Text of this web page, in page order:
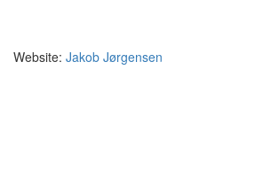
Website: Jakob Jørgensen